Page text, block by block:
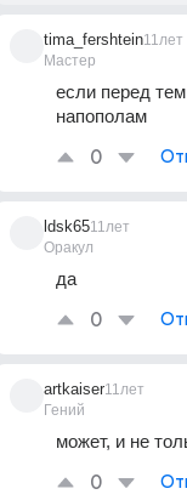
tima_fershtein
Мастер
11лет
если перед
напополам
0
ldsk65
Оракул
11лет
да
0
artkaiser
Гений
11лет
может, и не
0